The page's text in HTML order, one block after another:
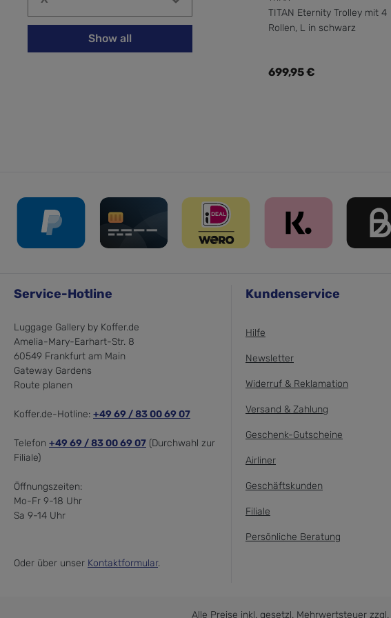
Show all
TITAN Eternity Trolley mit 4
Rollen, L in schwarz
Regulärer Preis:
699,95 €
Service-Hotline
Luggage Gallery by Koffer.de
Amelia-Mary-Earhart-Str. 8
60549 Frankfurt am Main
Gateway Gardens
Route planen
Koffer.de-Hotline: +49 69 / 83 00 69 07
Telefon +49 69 / 83 00 69 07 (Durchwahl zur
Filiale)
Öffnungszeiten:
Mo-Fr 9-18 Uhr
Sa 9-14 Uhr
Oder über unser Kontaktformular.
Kundenservice
Hilfe
Newsletter
Widerruf & Reklamation
Versand & Zahlung
Geschenk-Gutscheine
Airliner
Geschäftskunden
Filiale
Persönliche Beratung
Alle Preise inkl. gesetzl. Mehrwertsteuer zzgl.